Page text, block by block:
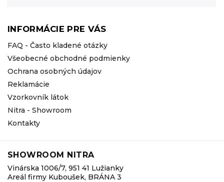
INFORMÁCIE PRE VÁS
FAQ - Často kladené otázky
Všeobecné obchodné podmienky
Ochrana osobných údajov
Reklamácie
Vzorkovník látok
Nitra - Showroom
Kontakty
SHOWROOM NITRA
Vinárska 1006/7, 951 41 Lužianky
Areál firmy Kuboušek, BRÁNA 3